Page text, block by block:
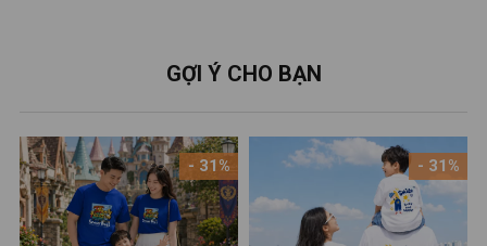
GỢI Ý CHO BẠN
- 31% - 31%